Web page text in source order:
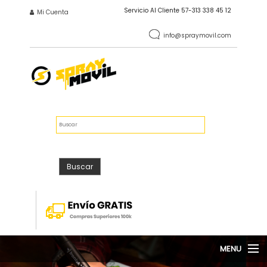
Pasar al contenido principal
INICIO DE SESIÓN
Mi Cuenta Servicio Al Cliente 57-313 338 45 12
info@spraymovil.com
FORMULARIO DE
BÚSQUEDA
Buscar
Buscar
MENU